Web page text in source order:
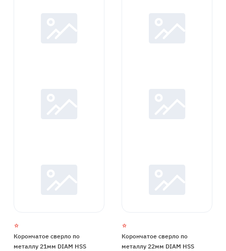
Корончатое сверло по
металлу 21мм DIAM HSS
Корончатое сверло по
металлу 22мм DIAM HSS